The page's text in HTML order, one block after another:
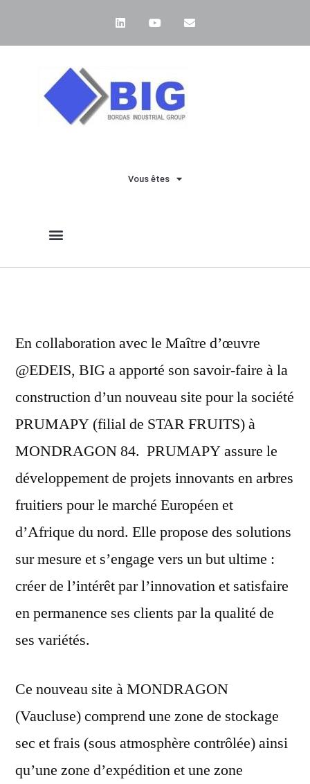
Vous êtes
En collaboration avec le Maître d’œuvre
@EDEIS, BIG a apporté son savoir-faire à la
construction d’un nouveau site pour la société
PRUMAPY (filial de STAR FRUITS) à
MONDRAGON 84. PRUMAPY assure le
développement de projets innovants en arbres
fruitiers pour le marché Européen et
d’Afrique du nord. Elle propose des solutions
sur mesure et s’engage vers un but ultime :
créer de l’intérêt par l’innovation et satisfaire
en permanence ses clients par la qualité de
ses variétés.
Ce nouveau site à MONDRAGON
(Vaucluse) comprend une zone de stockage
sec et frais (sous atmosphère contrôlée) ainsi
qu’une zone d’expédition et une zone